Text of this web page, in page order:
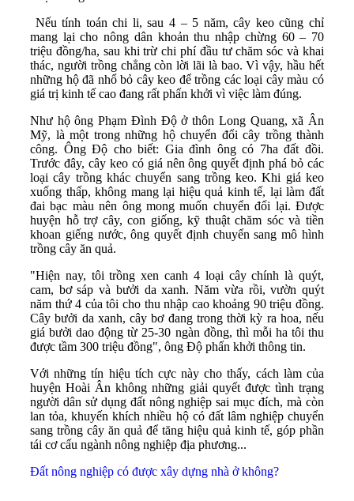
Nếu tính toán chi li, sau 4 – 5 năm, cây keo cũng chỉ
mang lại cho nông dân khoản thu nhập chừng 60 – 70
triệu đồng/ha, sau khi trừ chi phí đầu tư chăm sóc và khai
thác, người trồng chẳng còn lời lãi là bao. Vì vậy, hầu hết
những hộ đã nhổ bỏ cây keo để trồng các loại cây màu có
giá trị kinh tế cao đang rất phấn khởi vì việc làm đúng.
Như hộ ông Phạm Đình Độ ở thôn Long Quang, xã Ân
Mỹ, là một trong những hộ chuyển đổi cây trồng thành
công. Ông Độ cho biết: Gia đình ông có 7ha đất đồi.
Trước đây, cây keo có giá nên ông quyết định phá bỏ các
loại cây trồng khác chuyển sang trồng keo. Khi giá keo
xuống thấp, không mang lại hiệu quả kinh tế, lại làm đất
đai bạc màu nên ông mong muốn chuyển đổi lại. Được
huyện hỗ trợ cây, con giống, kỹ thuật chăm sóc và tiền
khoan giếng nước, ông quyết định chuyển sang mô hình
trồng cây ăn quả.
"Hiện nay, tôi trồng xen canh 4 loại cây chính là quýt,
cam, bơ sáp và bưởi da xanh. Năm vừa rồi, vườn quýt
năm thứ 4 của tôi cho thu nhập cao khoảng 90 triệu đồng.
Cây bưởi da xanh, cây bơ đang trong thời kỳ ra hoa, nếu
giá bưởi dao động từ 25-30 ngàn đồng, thì mỗi ha tôi thu
được tầm 300 triệu đồng", ông Độ phấn khởi thông tin.
Với những tín hiệu tích cực này cho thấy, cách làm của
huyện Hoài Ân không những giải quyết được tình trạng
người dân sử dụng đất nông nghiệp sai mục đích, mà còn
lan tỏa, khuyến khích nhiều hộ có đất lâm nghiệp chuyển
sang trồng cây ăn quả để tăng hiệu quả kinh tế, góp phần
tái cơ cấu ngành nông nghiệp địa phương...
Đất nông nghiệp có được xây dựng nhà ở không?